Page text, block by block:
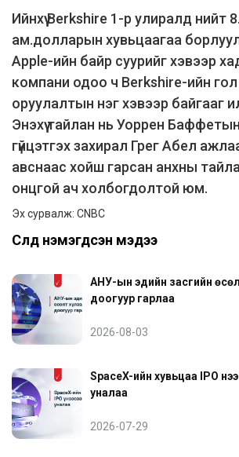
Ийнхүү Berkshire 1-р улиралд нийт
ам.долларын хувьцаагаа
Apple-ийн байр суурийг хэвээр
компани одоо ч Berkshire-ийн гол
оруулалтын нэг хэвээр байгааг
Энэхүү тайлан нь Уоррен
гүйцэтгэх захирал Грег Абел
авснаас хойш гарсан анхны
онцгой ач холбогдолтой юм.
Эх сурвалж: CNBC
Сүүлд нэмэгдсэн мэдээ
АНУ-ын эдийн засгийн
доогуур гарлаа
2026-08-03
SpaceX-ийн хувьцаа IPO
уналаа
2026-07-29